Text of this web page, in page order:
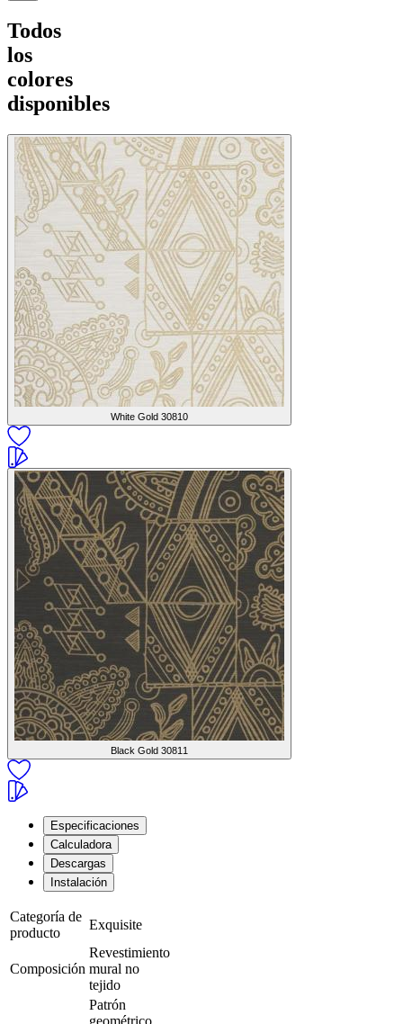
Todos
los
colores
disponibles
White Gold 30810
Black Gold 30811
Especificaciones
Calculadora
Descargas
Instalación
Categoría de
producto
Exquisite
Composición
Revestimiento
mural no
tejido
Patrón